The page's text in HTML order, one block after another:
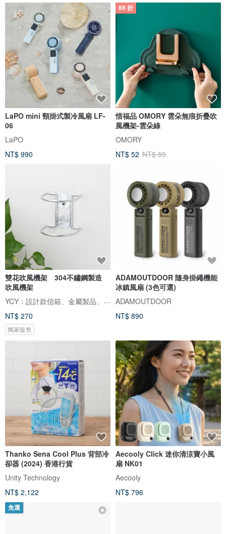
LaPO mini 頸掛式製冷風扇 LF-
06
LaPO
NT$ 990
88 折
惜福品 OMORY 雲朵無痕折疊吹
風機架-雲朵綠
OMORY
NT$ 52 NT$ 59
雙花吹風機架 304不鏽鋼製造
吹風機架
YCY：設計款信箱、金屬製品、設計家具、魔劍、妖刀，提供頂精緻的好選項
NT$ 270
獨家販售
ADAMOUTDOOR 隨身掛繩機能
冰鎮風扇 (3色可選)
ADAMOUTDOOR
NT$ 890
Thanko Sena Cool Plus 背部冷
卻器 (2024) 香港行貨
Unity Technology
NT$ 2,122
Aecooly Click 迷你清涼寶小風
扇 NK01
Aecooly
NT$ 796
免運